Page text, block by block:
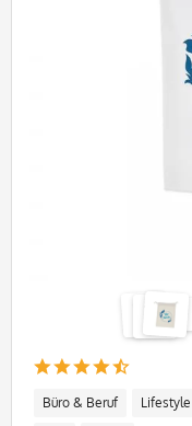
Büro & Beruf Lifestyle